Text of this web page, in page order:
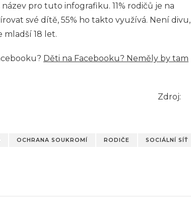
pro tuto infografiku. 11% rodičů je na
své dítě, 55% ho takto využívá. Není divu,
mladší 18 let.
Děti na Facebooku? Neměly by tam
Zdroj:
OCHRANA SOUKROMÍ RODIČE SOCIÁLNÍ SÍŤ